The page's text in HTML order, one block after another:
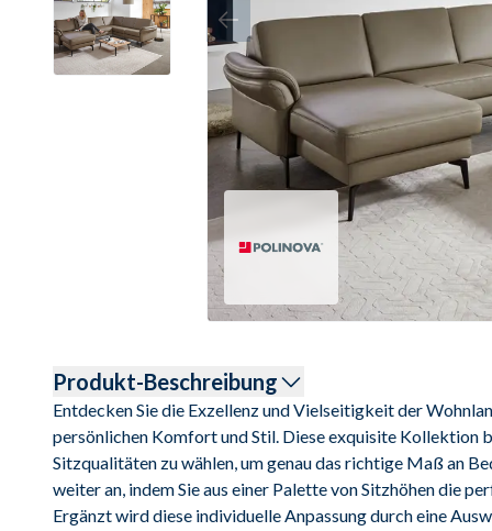
Produkt-Beschreibung
Entdecken Sie die Exzellenz und Vielseitigkeit der
persönlichen Komfort und Stil. Diese exquisite Kollektion
Sitzqualitäten zu wählen, um genau das richtige Maß an
weiter an, indem Sie aus einer Palette von Sitzhöhen die
Ergänzt wird diese individuelle Anpassung durch eine